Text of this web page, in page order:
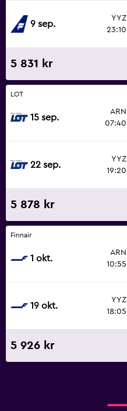
9 sep.
YYZ
23:10
5 831 kr
LOT
15 sep.
ARN
07:40
22 sep.
YYZ
19:20
5 878 kr
Finnair
1 okt.
ARN
10:55
19 okt.
YYZ
18:05
5 926 kr